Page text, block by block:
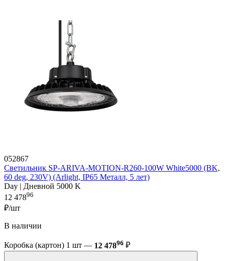
052867
Светильник SP-ARIVA-MOTION-R260-100W White5000 (BK,
60 deg, 230V) (Arlight, IP65 Металл, 5 лет)
Day | Дневной 5000 K
12 47896
₽/шт
В наличии
Коробка (картон) 1 шт — 12 47896 ₽